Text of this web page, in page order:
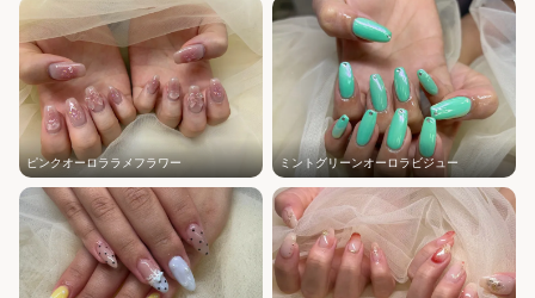
ピンクオーロララメフラワー ミントグリーンオーロラビジュー